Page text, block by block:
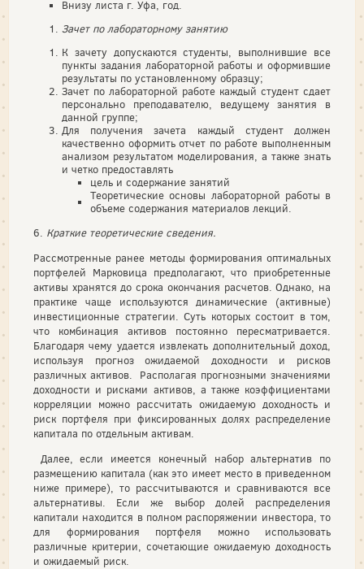
Внизу листа г. Уфа, год.
Зачет по лабораторному занятию
К зачету допускаются студенты, выполнившие все
пункты задания лабораторной работы и оформившие
результаты по установленному образцу;
Зачет по лабораторной работе каждый студент сдает
персонально преподавателю, ведущему занятия в
данной группе;
Для получения зачета каждый студент должен
качественно оформить отчет по работе выполненным
анализом результатом моделирования, а также знать
и четко предоставлять
цель и содержание занятий
Теоретические основы лабораторной работы в
объеме содержания материалов лекций.
6. Краткие теоретические сведения.
Рассмотренные ранее методы формирования оптимальных
портфелей Марковица предполагают, что приобретенные
активы хранятся до срока окончания расчетов. Однако, на
практике чаще используются динамические (активные)
инвестиционные стратегии. Суть которых состоит в том,
что комбинация активов постоянно пересматривается.
Благодаря чему удается извлекать дополнительный доход,
используя прогноз ожидаемой доходности и рисков
различных активов. Располагая прогнозными значениями
доходности и рисками активов, а также коэффициентами
корреляции можно рассчитать ожидаемую доходность и
риск портфеля при фиксированных долях распределение
капитала по отдельным активам.
Далее, если имеется конечный набор альтернатив по
размещению капитала (как это имеет место в приведенном
ниже примере), то рассчитываются и сравниваются все
альтернативы. Если же выбор долей распределения
капитали находится в полном распоряжении инвестора, то
для формирования портфеля можно использовать
различные критерии, сочетающие ожидаемую доходность
и ожидаемый риск.